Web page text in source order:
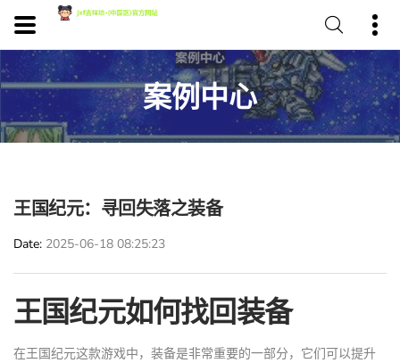
案例中心
王国纪元：寻回失落之装备
Date 2025-06-18 08:25:23
王国纪元如何找回装备
在王国纪元这款游戏中，装备是非常重要的一部分，它们可以提升